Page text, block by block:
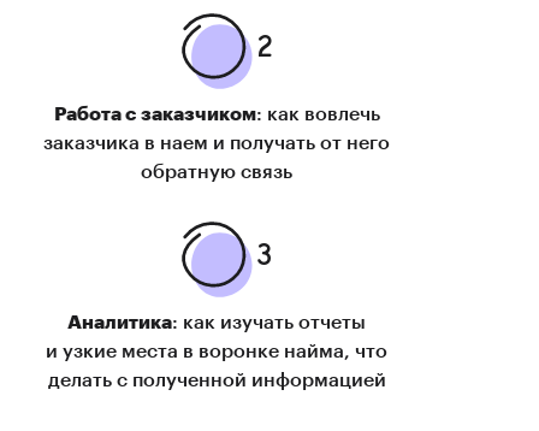
Работа с заказчиком: как вовлечь
заказчика в наем и получать от него
обратную связь
Аналитика: как изучать отчеты
и узкие места в воронке найма, что
делать с полученной информацией